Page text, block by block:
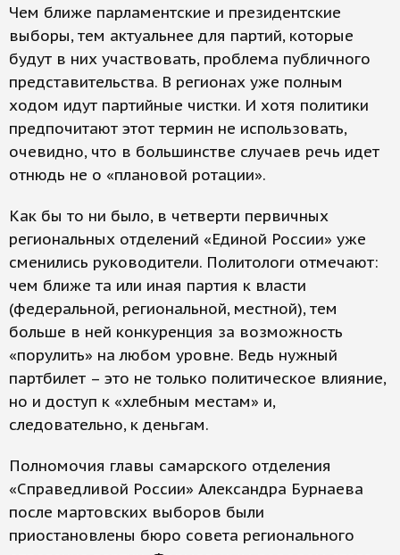
Чем ближе парламентские и президентские
выборы, тем актуальнее для партий, которые
будут в них участвовать, проблема публичного
представительства. В регионах уже полным
ходом идут партийные чистки. И хотя политики
предпочитают этот термин не использовать,
очевидно, что в большинстве случаев речь идет
отнюдь не о «плановой ротации».
Как бы то ни было, в четверти первичных
региональных отделений «Единой России» уже
сменились руководители. Политологи отмечают:
чем ближе та или иная партия к власти
(федеральной, региональной, местной), тем
больше в ней конкуренция за возможность
«порулить» на любом уровне. Ведь нужный
партбилет – это не только политическое влияние,
но и доступ к «хлебным местам» и,
следовательно, к деньгам.
Полномочия главы самарского отделения
«Справедливой России» Александра Бурнаева
после мартовских выборов были
приостановлены бюро совета регионального